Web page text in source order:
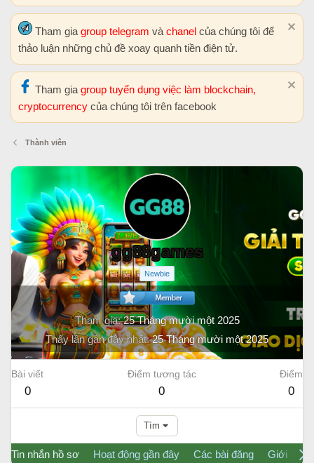
Tham gia group telegram và chanel của chúng tôi để
thảo luận những chủ đề xoay quanh tiền điện tử.
Tham gia group tuyển dụng việc làm blockchain,
cryptocurrency của chúng tôi trên facebook
Thành viên
gg88games
Newbie
Tham gia 25 Tháng mười một 2025
Thấy lần gần đây nhất 25 Tháng mười một 2025
Bài viết
0
Điểm tương tác
0
Điểm
0
Tìm
Tin nhắn hồ sơ Hoạt động gần đây Các bài đăng Giới thiệu